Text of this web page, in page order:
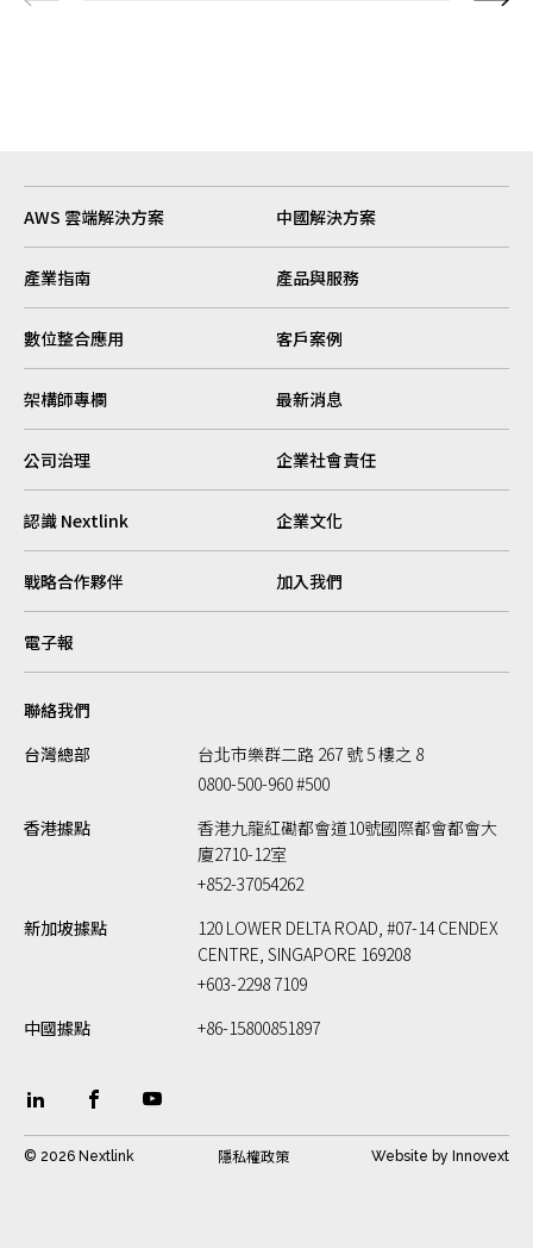
AWS 雲端解決方案 中國解決方案
產業指南 產品與服務
數位整合應用 客戶案例
架構師專欄 最新消息
公司治理 企業社會責任
認識 Nextlink 企業文化
戰略合作夥伴 加入我們
電子報
聯絡我們
台灣總部
台北市樂群二路 267 號 5 樓之 8
0800-500-960 #500
香港據點
香港九龍紅磡都會道10號國際都會都會大
廈2710-12室
+852-37054262
新加坡據點
120 LOWER DELTA ROAD, #07-14 CENDEX
CENTRE, SINGAPORE 169208
+603-2298 7109
中國據點
+86-15800851897
© 2026 Nextlink 隱私權政策 Website by Innovext